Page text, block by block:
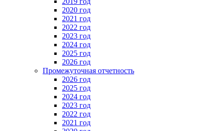
2020 год
2021 год
2022 год
2023 год
2024 год
2025 год
2026 год
Промежуточная отчетность
2026 год
2025 год
2024 год
2023 год
2022 год
2021 год